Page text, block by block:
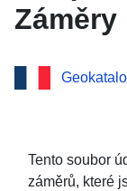
Tento soubor
záměrů, které